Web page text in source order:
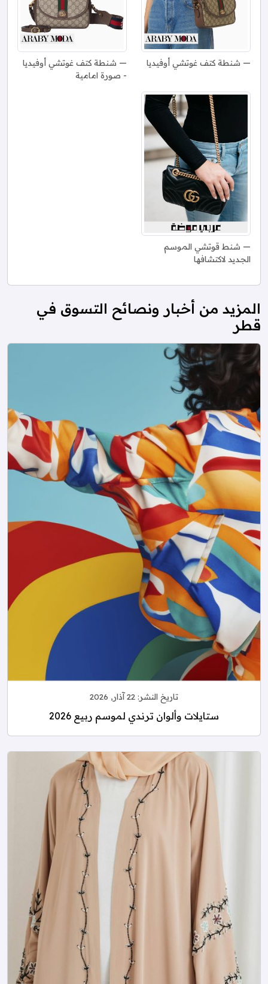
شنطة كتف غوتشي أوفيديا
شنطة كتف غوتشي أوفيديا
- صورة امامية
شنط قوتشي الموسم
الجديد لاكتشافها
المزيد من أخبار ونصائح التسوق في
قطر
تاريخ النشر: 22 آذار, 2026
ستايلات وألوان ترندي لموسم ربيع 2026